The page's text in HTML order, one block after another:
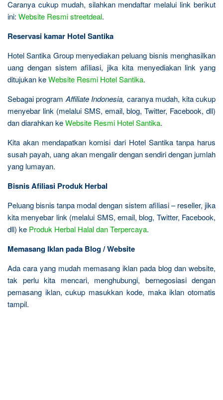
Caranya cukup mudah, silahkan mendaftar melalui link berikut
ini: Website Resmi streetdeal.
Reservasi kamar Hotel Santika
Hotel Santika Group menyediakan peluang bisnis menghasilkan
uang dengan sistem afiliasi, jika kita menyediakan link yang
ditujukan keWebsite Resmi Hotel Santika.
Sebagai program Affiliate Indonesia, caranya mudah, kita cukup
menyebar link (melalui SMS, email, blog, Twitter, Facebook, dll)
dan diarahkan keWebsite Resmi Hotel Santika.
Kita akan mendapatkan komisi dari Hotel Santika tanpa harus
susah payah, uang akan mengalir dengan sendiri dengan jumlah
yang lumayan.
Bisnis Afiliasi Produk Herbal
Peluang bisnis tanpa modal dengan sistem afiliasi – reseller, jika
kita menyebar link (melalui SMS, email, blog, Twitter, Facebook,
dll) ke Produk Herbal Halal dan Terpercaya.
Memasang Iklan pada Blog / Website
Ada cara yang mudah memasang iklan pada blog dan website,
tak perlu kita mencari, menghubungi, bernegosiasi dengan
pemasang iklan, cukup masukkan kode, maka iklan otomatis
tampil.